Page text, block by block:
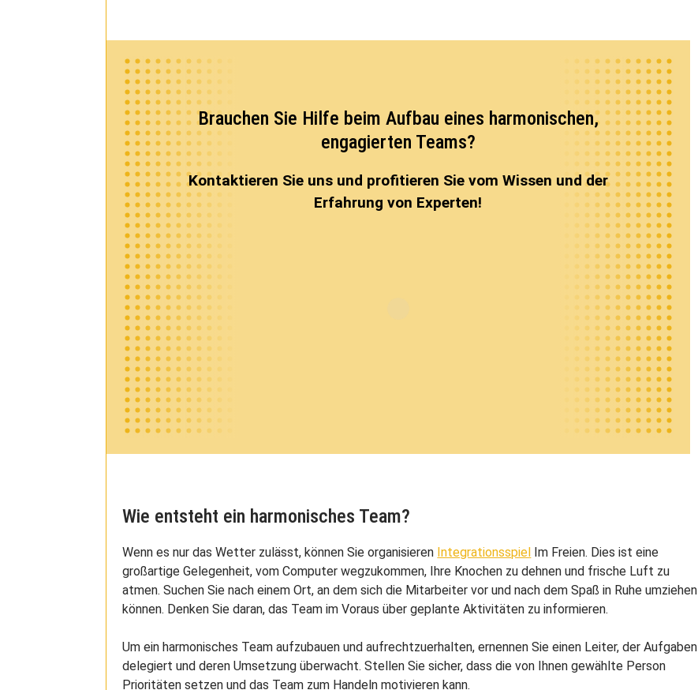
Brauchen Sie Hilfe beim Aufbau eines harmonischen,
engagierten Teams?
Kontaktieren Sie uns und profitieren Sie vom Wissen und der
Erfahrung von Experten!
Wie entsteht ein harmonisches Team?
Wenn es nur das Wetter zulässt, können Sie organisieren Integrationsspiel
Im Freien. Dies ist eine
großartige Gelegenheit, vom Computer wegzukommen, Ihre Knochen zu dehnen und frische Luft zu
atmen. Suchen Sie nach einem Ort, an dem sich die Mitarbeiter vor und nach dem Spaß in Ruhe umziehen
können. Denken Sie daran, das Team im Voraus über geplante Aktivitäten zu informieren.
Um ein harmonisches Team aufzubauen und aufrechtzuerhalten, ernennen Sie einen Leiter, der Aufgaben
delegiert und deren Umsetzung überwacht. Stellen Sie sicher, dass die von Ihnen gewählte Person
Prioritäten setzen und das Team zum Handeln motivieren kann.